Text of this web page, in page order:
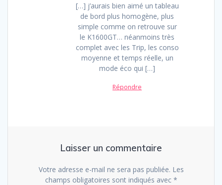
[…] j’aurais bien aimé un tableau
de bord plus homogène, plus
simple comme on retrouve sur
le K1600GT… néanmoins très
complet avec les Trip, les conso
moyenne et temps réelle, un
mode éco qui […]
Répondre
Laisser un commentaire
Votre adresse e-mail ne sera pas publiée. Les
champs obligatoires sont indiqués avec *